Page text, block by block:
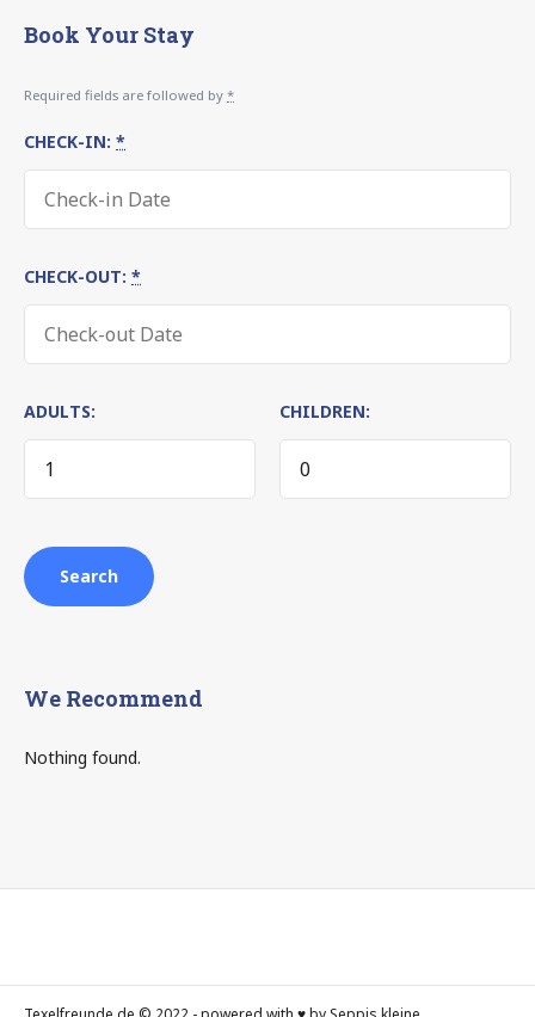
Book Your Stay
Required fields are followed by *
CHECK-IN: *
CHECK-OUT: *
ADULTS: CHILDREN:
We Recommend
Nothing found.